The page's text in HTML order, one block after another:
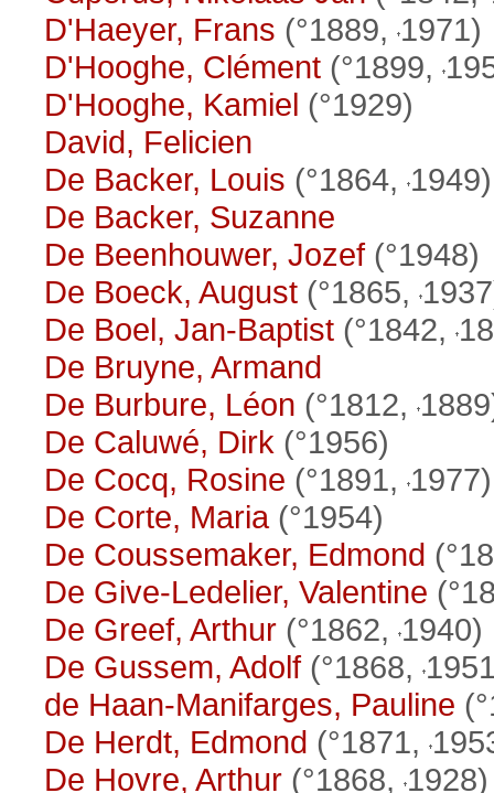
D'Haeyer, Frans (°1889, 1971)
D'Hooghe, Clément (°1899,
D'Hooghe, Kamiel (°1929)
David, Felicien
De Backer, Louis (°1864, 1949)
De Backer, Suzanne
De Beenhouwer, Jozef(°1948)
De Boeck, August (°1865,
De Boel, Jan-Baptist (°1842,
De Bruyne, Armand
De Burbure, Léon (°1812,
De Caluwé, Dirk (°1956)
De Cocq, Rosine (°1891, 1977)
De Corte, Maria(°1954)
De Coussemaker, Edmond
De Give-Ledelier, Valentine
De Greef, Arthur (°1862, 1940)
De Gussem, Adolf(°1868,
de Haan-Manifarges, Pauline
De Herdt, Edmond (°1871,
De Hovre, Arthur (°1868, 1928)